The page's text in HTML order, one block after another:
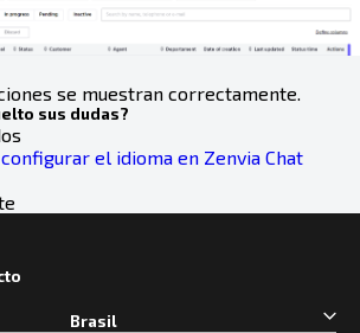
se muestran correctamente.
sus dudas?
el idioma en Zenvia Chat
Brasil